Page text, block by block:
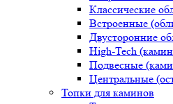
Классические
Встроенные
Двусторонние
High-Tech
Подвесные
Центральные
Топки для каминов